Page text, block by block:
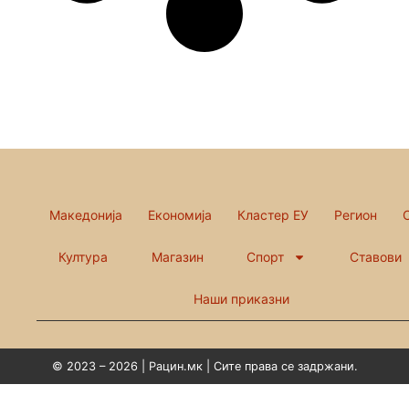
Македонија Економија Кластер ЕУ Регион
Култура Магазин Спорт Ставови
Наши приказни
© 2023 – 2026 | Рацин.мк | Сите права се задржани.